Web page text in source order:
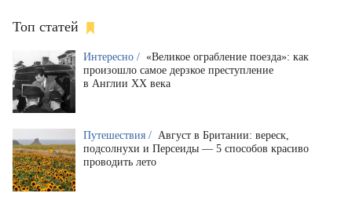
Топ статей
Интересно / «Великое ограбление поезда»: как
произошло самое дерзкое преступление
в Англии XX века
Путешествия / Август в Британии: вереск,
подсолнухи и Персеиды — 5 способов красиво
проводить лето